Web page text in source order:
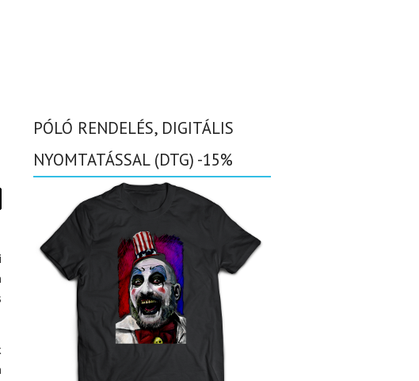
PÓLÓ RENDELÉS, DIGITÁLIS
NYOMTATÁSSAL (DTG) -15%